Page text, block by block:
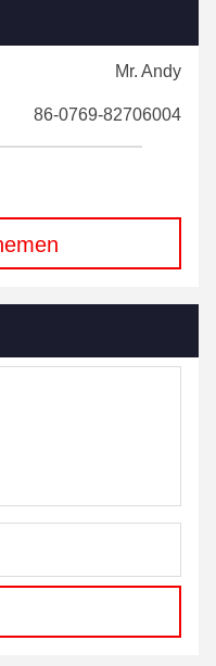
Mr. Andy
86-0769-82706004